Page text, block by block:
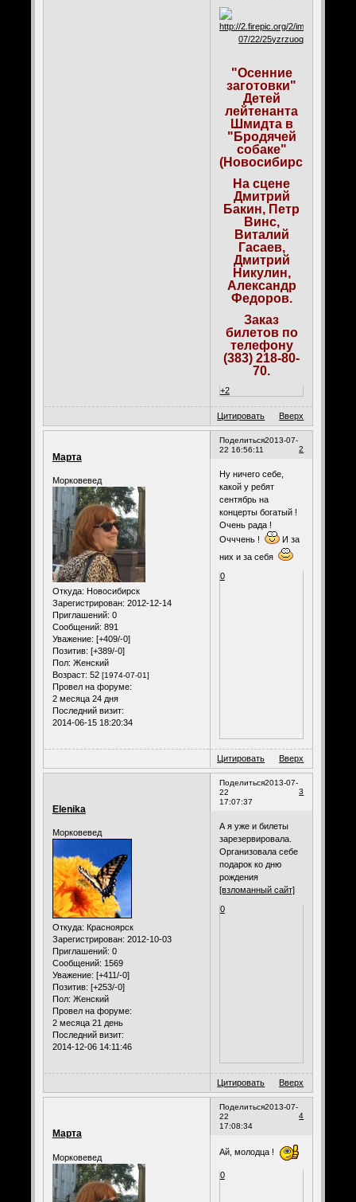
"Осенние
заготовки"
Детей
лейтенанта
Шмидта в
"Бродячей
собаке"
(Новосибирск).
На сцене
Дмитрий
Бакин, Петр
Винс,
Виталий
Гасаев,
Дмитрий
Никулин,
Александр
Федоров.
Заказ
билетов по
телефону
(383) 218-80-
70.
+2
Цитировать Вверх
Поделиться
2
2013-07-
22 16:56:11
Марта
Морковевед
Откуда: Новосибирск
Зарегистрирован: 2012-12-14
Приглашений: 0
Сообщений: 891
Уважение: [+409/-0]
Позитив: [+389/-0]
Пол: Женский
Возраст: 52 [1974-07-01]
Провел на форуме:
2 месяца 24 дня
Последний визит:
2014-06-15 18:20:34
Ну ничего себе,
какой у ребят
сентябрь на
концерты богатый !
Очень рада !
Очччень !
И за
них и за себя
0
Цитировать Вверх
Поделиться
3
2013-07-
22
17:07:37
Elenika
Морковевед
Откуда: Красноярск
Зарегистрирован: 2012-10-03
Приглашений: 0
Сообщений: 1569
Уважение: [+411/-0]
Позитив: [+253/-0]
Пол: Женский
Провел на форуме:
2 месяца 21 день
Последний визит:
2014-12-06 14:11:46
А я уже и билеты
зарезервировала.
Организовала себе
подарок ко дню
рождения
[взломанный сайт]
0
Цитировать Вверх
Поделиться
4
2013-07-
22
17:08:34
Марта
Морковевед
Ай, молодца !
0